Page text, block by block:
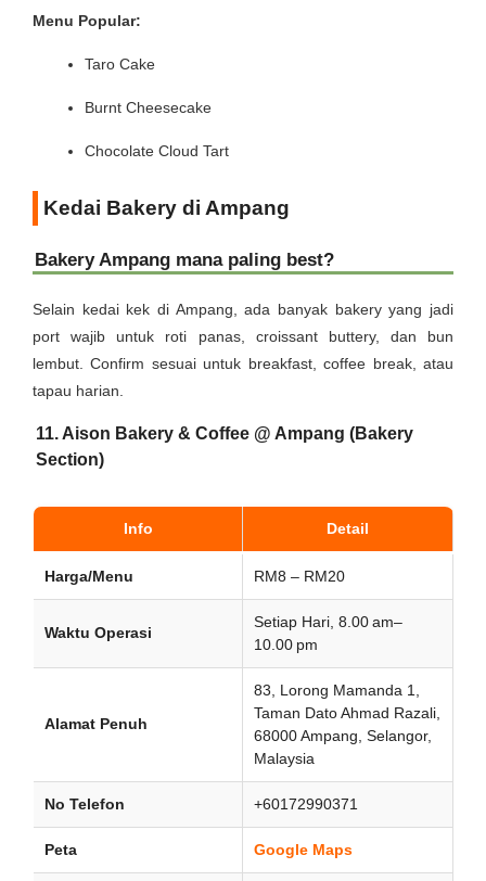
Menu Popular:
Taro Cake
Burnt Cheesecake
Chocolate Cloud Tart
Kedai Bakery di Ampang
Bakery Ampang mana paling best?
Selain kedai kek di Ampang, ada banyak bakery yang jadi
port wajib untuk roti panas, croissant buttery, dan bun
lembut. Confirm sesuai untuk breakfast, coffee break, atau
tapau harian.
11. Aison Bakery & Coffee @ Ampang (Bakery
Section)
Info Detail
Harga/Menu RM8 – RM20
Waktu Operasi
Setiap Hari, 8.00 am–
10.00 pm
Alamat Penuh
83, Lorong Mamanda 1,
Taman Dato Ahmad Razali,
68000 Ampang, Selangor,
Malaysia
No Telefon +60172990371
Peta Google Maps